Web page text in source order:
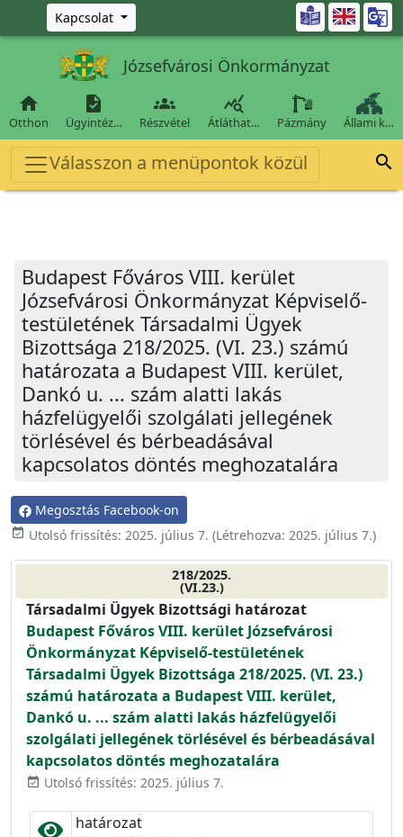
Ugrás a fő tartalomra
Kapcsolat 
Józsefvárosi Önkormányzat

Otthon

Ügyintéz…

Részvétel

Átláthat… Pázmány Állami k…
Válasszon a menüpontok közül 
Budapest Főváros VIII. kerület
Józsefvárosi Önkormányzat Képviselő-
testületének Társadalmi Ügyek
Bizottsága 218/2025. (VI. 23.) számú
határozata a Budapest VIII. kerület,
Dankó u. ... szám alatti lakás
házfelügyelői szolgálati jellegének
törlésével és bérbeadásával
kapcsolatos döntés meghozatalára
Megosztás Facebook-on
event_available Utolsó frissítés: 2025. július 7. (Létrehozva: 2025. július 7.)
218/2025.
(VI.23.)
Társadalmi Ügyek Bizottsági határozat
Budapest Főváros VIII. kerület Józsefvárosi
Önkormányzat Képviselő-testületének
Társadalmi Ügyek Bizottsága 218/2025. (VI. 23.)
számú határozata a Budapest VIII. kerület,
Dankó u. ... szám alatti lakás házfelügyelői
szolgálati jellegének törlésével és bérbeadásával
kapcsolatos döntés meghozatalára
event_available Utolsó frissítés: 2025. július 7.
határozat